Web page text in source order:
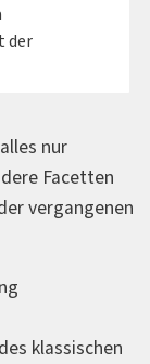
der
nur
Facetten
vergangenen
klassischen